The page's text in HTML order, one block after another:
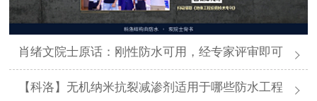
肖绪文院士原话：刚性防水可用，经专家评审即可
【科洛】无机纳米抗裂减渗剂适用于哪些防水工程